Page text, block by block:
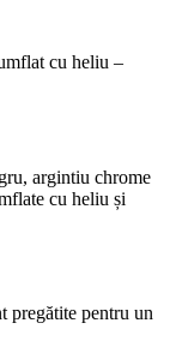
cu heliu –
argintiu chrome
cu heliu și
pregătite pentru un